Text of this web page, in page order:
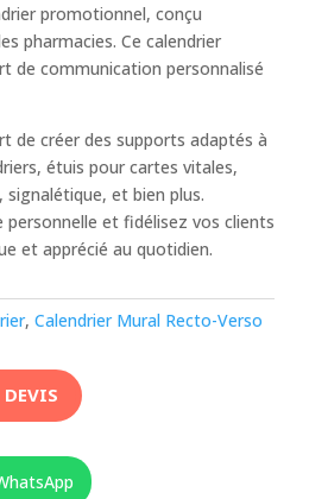
promotionnel, conçu
pharmacies. Ce calendrier
de communication personnalisé
de créer des supports adaptés à
étuis pour cartes vitales,
et bien plus.
et fidélisez vos clients
et apprécié au quotidien.
, Calendrier Mural Recto-Verso